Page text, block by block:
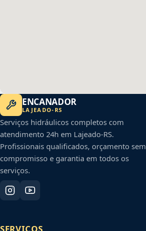
ENCANADOR
LAJEADO- RS
Serviços hidráulicos completos com
atendimento 24h em Lajeado-RS.
Profissionais qualificados, orçamento sem
compromisso e garantia em todos os
serviços.
SERVIÇOS